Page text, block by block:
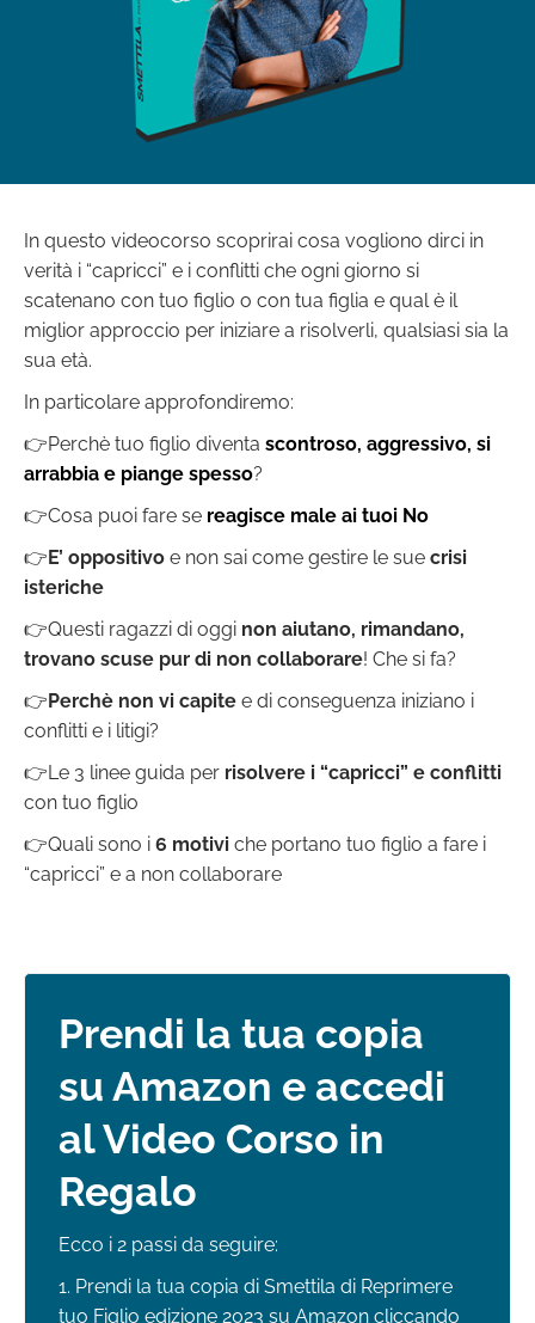
In questo videocorso scoprirai cosa vogliono dirci in
verità i “capricci” e i conflitti che ogni giorno si
scatenano con tuo figlio o con tua figlia e qual è il
miglior approccio per iniziare a risolverli, qualsiasi sia la
sua età.
In particolare approfondiremo:
👉Perchè tuo figlio diventa scontroso, aggressivo, si
arrabbia e piange spesso?
👉Cosa puoi fare se reagisce male ai tuoi No
👉E’ oppositivo e non sai come gestire le sue crisi
isteriche
👉Questi ragazzi di oggi non aiutano, rimandano,
trovano scuse pur di non collaborare! Che si fa?
👉Perchè non vi capite e di conseguenza iniziano i
conflitti e i litigi?
👉Le 3 linee guida per risolvere i “capricci” e conflitti
con tuo figlio
👉Quali sono i 6 motivi che portano tuo figlio a fare i
“capricci” e a non collaborare
Prendi la tua copia
su Amazon e accedi
al Video Corso in
Regalo
Ecco i 2 passi da seguire:
1. Prendi la tua copia di Smettila di Reprimere
tuo Figlio edizione 2023 su Amazon cliccando